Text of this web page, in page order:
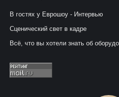
В гостях у Еврошоу - Интервью
Сценический свет в кадре
Всё, что вы хотели знать об